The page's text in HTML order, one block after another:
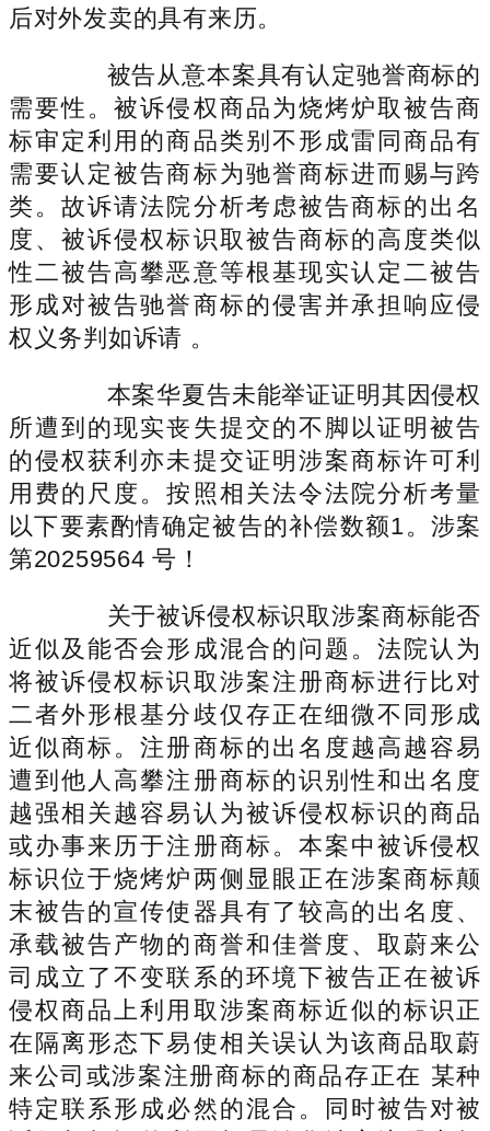
后对外发卖的具有来历。
被告从意本案具有认定驰誉商标的
需要性。被诉侵权商品为烧烤炉取被告商
标审定利用的商品类别不形成雷同商品有
需要认定被告商标为驰誉商标进而赐与跨
类。故诉请法院分析考虑被告商标的出名
度、被诉侵权标识取被告商标的高度类似
性二被告高攀恶意等根基现实认定二被告
形成对被告驰誉商标的侵害并承担响应侵
权义务判如诉请 。
本案华夏告未能举证证明其因侵权
所遭到的现实丧失提交的不脚以证明被告
的侵权获利亦未提交证明涉案商标许可利
用费的尺度。按照相关法令法院分析考量
以下要素酌情确定被告的补偿数额1。涉案
第20259564 号！
关于被诉侵权标识取涉案商标能否
近似及能否会形成混合的问题。法院认为
将被诉侵权标识取涉案注册商标进行比对
二者外形根基分歧仅存正在细微不同形成
近似商标。注册商标的出名度越高越容易
遭到他人高攀注册商标的识别性和出名度
越强相关越容易认为被诉侵权标识的商品
或办事来历于注册商标。本案中被诉侵权
标识位于烧烤炉两侧显眼正在涉案商标颠
末被告的宣传使器具有了较高的出名度、
承载被告产物的商誉和佳誉度、取蔚来公
司成立了不变联系的环境下被告正在被诉
侵权商品上利用取涉案商标近似的标识正
在隔离形态下易使相关误认为该商品取蔚
来公司或涉案注册商标的商品存正在 某种
特定联系形成必然的混合。同时被告对被